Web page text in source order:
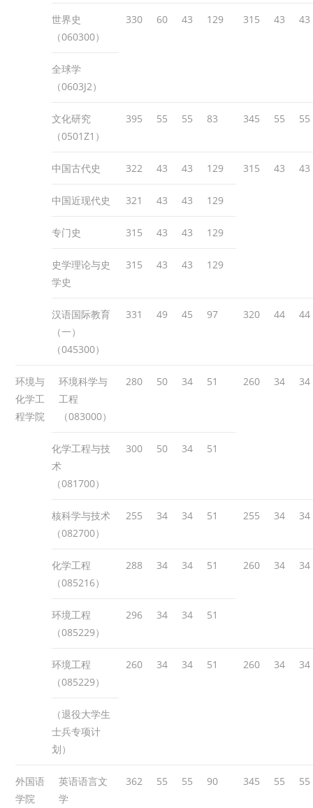
世界史
（060300）
330 60 43 129 315 43 43
全球学
（0603J2）
文化研究
（0501Z1）
395 55 55 83 345 55 55
中国古代史 322 43 43 129 315 43 43
中国近现代史 321 43 43 129
专门史 315 43 43 129
史学理论与史
学史
315 43 43 129
汉语国际教育
（一）
（045300）
331 49 45 97 320 44 44
环境与
化学工
程学院
环境科学与
工程
（083000）
280 50 34 51 260 34 34
化学工程与技
术
（081700）
300 50 34 51
核科学与技术
（082700）
255 34 34 51 255 34 34
化学工程
（085216）
288 34 34 51 260 34 34
环境工程
（085229）
296 34 34 51
环境工程
（085229）
260 34 34 51 260 34 34
（退役大学生
士兵专项计
划）
外国语
学院
英语语言文
学
362 55 55 90 345 55 55